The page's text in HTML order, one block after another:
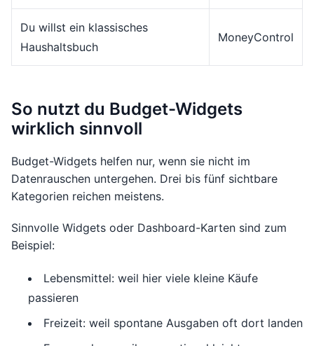
Du willst ein klassisches
Haushaltsbuch
MoneyControl
So nutzt du Budget-Widgets
wirklich sinnvoll
Budget-Widgets helfen nur, wenn sie nicht im
Datenrauschen untergehen. Drei bis fünf sichtbare
Kategorien reichen meistens.
Sinnvolle Widgets oder Dashboard-Karten sind zum
Beispiel:
Lebensmittel: weil hier viele kleine Käufe
passieren
Freizeit: weil spontane Ausgaben oft dort landen